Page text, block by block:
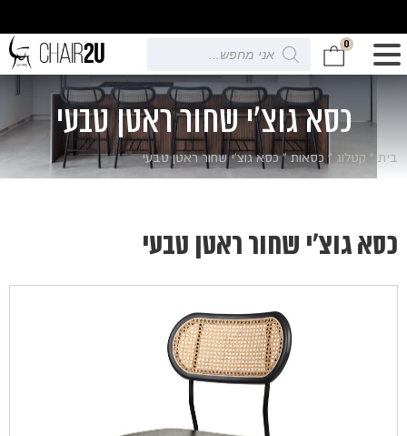
0
Products
search
כסא גוצ'י שחור ראטן טבעי
בית » קטלוג » כסאות»כסא גוצ'י שחור ראטן טבעי
כסא גוצ'י שחור ראטן טבעי